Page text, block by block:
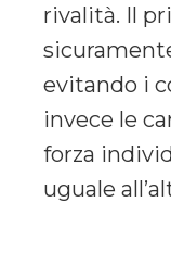
rivalità. Il
evitando i
invece le
forza
uguale